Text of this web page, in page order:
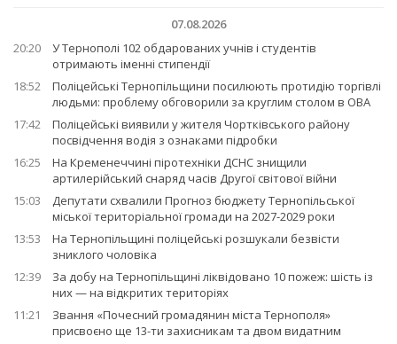
07.08.2026
20:20
У Тернополі 102 обдарованих учнів і студентів
отримають іменні стипендії
18:52
Поліцейські Тернопільщини посилюють протидію торгівлі
людьми: проблему обговорили за круглим столом в ОВА
17:42
Поліцейські виявили у жителя Чортківського району
посвідчення водія з ознаками підробки
16:25
На Кременеччині піротехніки ДСНС знищили
артилерійський снаряд часів Другої світової війни
15:03
Депутати схвалили Прогноз бюджету Тернопільської
міської територіальної громади на 2027-2029 роки
13:53
На Тернопільщині поліцейські розшукали безвісти
зниклого чоловіка
12:39
За добу на Тернопільщині ліквідовано 10 пожеж: шість із
них — на відкритих територіях
11:21
Звання «Почесний громадянин міста Тернополя»
присвоєно ще 13-ти захисникам та двом видатним